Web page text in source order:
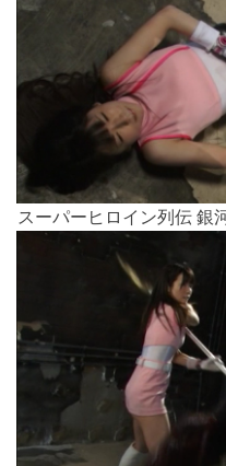
スーパーヒロイン列伝 銀